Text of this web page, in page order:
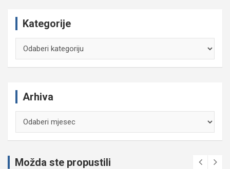
Kategorije
Arhiva
Možda ste propustili